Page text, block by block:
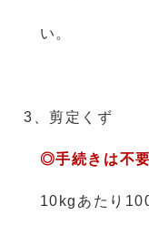
い。
3、剪定くず
◎手続きは不
10kgあたり